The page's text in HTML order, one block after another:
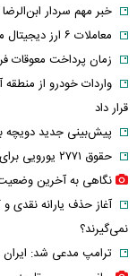
خبر مهم سردار
معاملات ۶ ارز دیجیتال متوقف شد / چه رمزارزهایی در فهرست هستند؟
زمان پرداخت معوقات
واردات خودرو از منطقه
قرار داد
پیش‌بینی جدید دویچه‌ بانک از
حقوق ۲۷۷۱ یورویی برای کارگران؛ کدام کشور رکورددار حداقل دستمزد شد؟
نگاهی به آخرین
نمی‌گیرند؟
ترامپ مدعی شد: ایران